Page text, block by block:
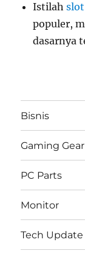
Istilah
populer,
dasarnya
Bisnis
Gaming Gear
PC Parts
Monitor
Tech Update